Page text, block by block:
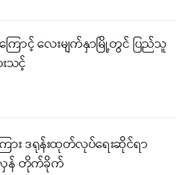
ောင့် လေးမျက်နှာမြို့တွင် ပြည်သူ
သင့်
ား ဒရုန်းထုတ်လုပ်ရေးဆိုင်ရာ
လှန် တိုက်ခိုက်